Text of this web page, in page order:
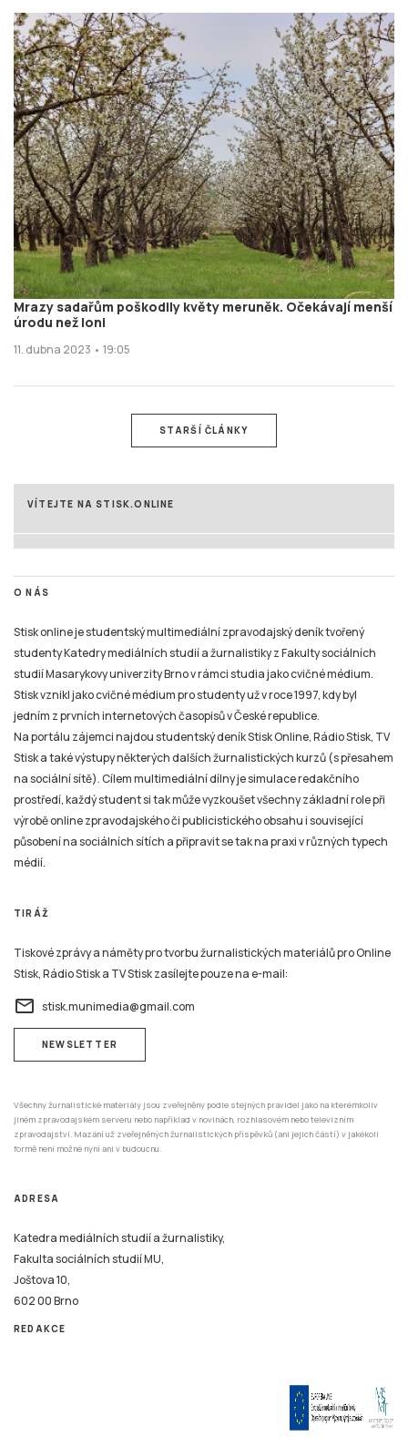
Mrazy sadařům poškodily květy meruněk. Očekávají menší
úrodu než loni
11. dubna 2023 • 19:05
STARŠÍ ČLÁNKY
VÍTEJTE NA STISK.ONLINE
O NÁS
Stisk online je studentský multimediální zpravodajský deník tvořený
studenty Katedry mediálních studií a žurnalistiky z Fakulty sociálních
studií Masarykovy univerzity Brno v rámci studia jako cvičné médium.
Stisk vznikl jako cvičné médium pro studenty už v roce 1997, kdy byl
jedním z prvních internetových časopisů v České republice.
Na portálu zájemci najdou studentský deník Stisk Online, Rádio Stisk, TV
Stisk a také výstupy některých dalších žurnalistických kurzů (s přesahem
na sociální sítě). Cílem multimediální dílny je simulace redakčního
prostředí, každý student si tak může vyzkoušet všechny základní role při
výrobě online zpravodajského či publicistického obsahu i související
působení na sociálních sítích a připravit se tak na praxi v různých typech
médií.
TIRÁŽ
Tiskové zprávy a náměty pro tvorbu žurnalistických materiálů pro Online
Stisk, Rádio Stisk a TV Stisk zasílejte pouze na e-mail:
email stisk.munimedia@gmail.com
NEWSLETTER
Všechny žurnalistické materiály jsou zveřejněny podle stejných pravidel jako na kterémkoliv
jiném zpravodajském serveru nebo například v novinách, rozhlasovém nebo televizním
zpravodajství. Mazání už zveřejněných žurnalistických příspěvků (ani jejich částí) v jakékoli
formě není možné nyní ani v budoucnu.
ADRESA
Katedra mediálních studií a žurnalistiky,
Fakulta sociálních studií MU,
Joštova 10,
602 00 Brno
REDAKCE